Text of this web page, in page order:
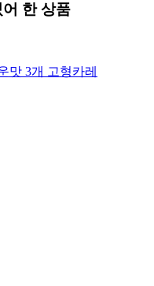
한 상품
맛 3개 고형카레